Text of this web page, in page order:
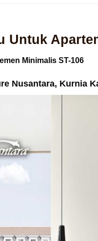
Untuk
Minimalis ST-106
Nusantara, Kurnia